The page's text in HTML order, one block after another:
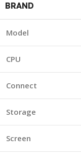
BRAND
Model
CPU
Connect
Storage
Screen